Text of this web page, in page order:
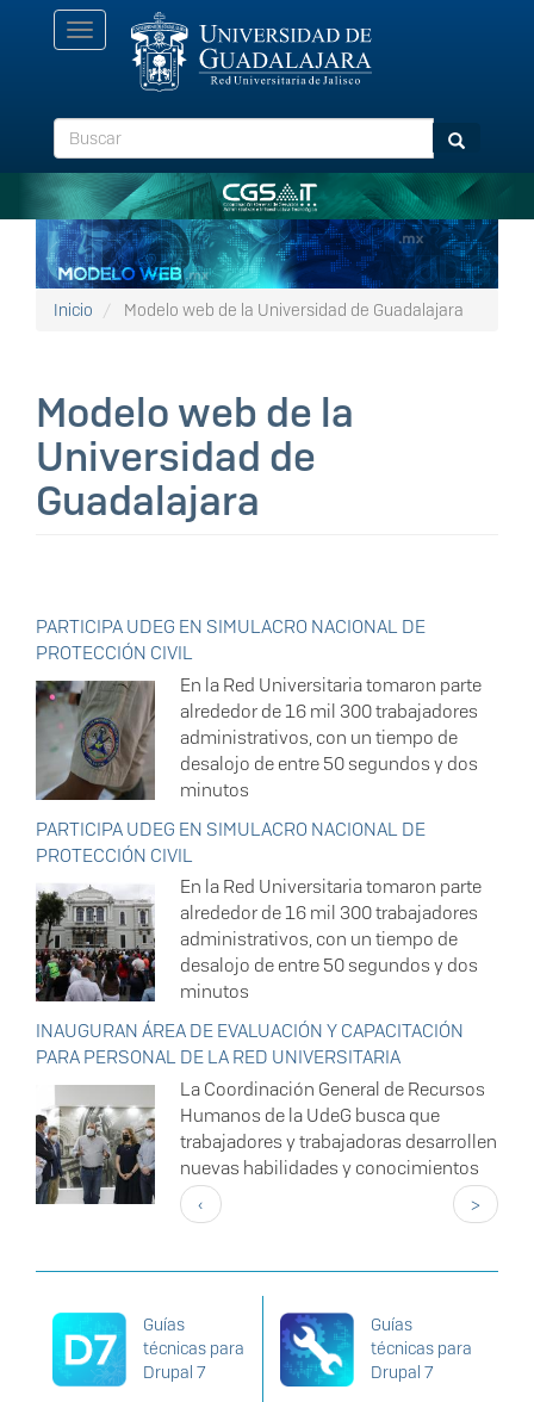
Toggle
navigation
Buscar
Buscar
Inicio Modelo web de la Universidad de Guadalajara
Modelo web de la
Universidad de
Guadalajara
PARTICIPA UDEG EN SIMULACRO NACIONAL DE
PROTECCIÓN CIVIL
En la Red Universitaria tomaron parte
alrededor de 16 mil 300 trabajadores
administrativos, con un tiempo de
desalojo de entre 50 segundos y dos
minutos
PARTICIPA UDEG EN SIMULACRO NACIONAL DE
PROTECCIÓN CIVIL
En la Red Universitaria tomaron parte
alrededor de 16 mil 300 trabajadores
administrativos, con un tiempo de
desalojo de entre 50 segundos y dos
minutos
INAUGURAN ÁREA DE EVALUACIÓN Y CAPACITACIÓN
PARA PERSONAL DE LA RED UNIVERSITARIA
La Coordinación General de Recursos
Humanos de la UdeG busca que
trabajadores y trabajadoras desarrollen
nuevas habilidades y conocimientos
Paginación
Página
anterior
‹
página
>
Guías
técnicas para
Drupal 7
Guías
técnicas para
Drupal 7